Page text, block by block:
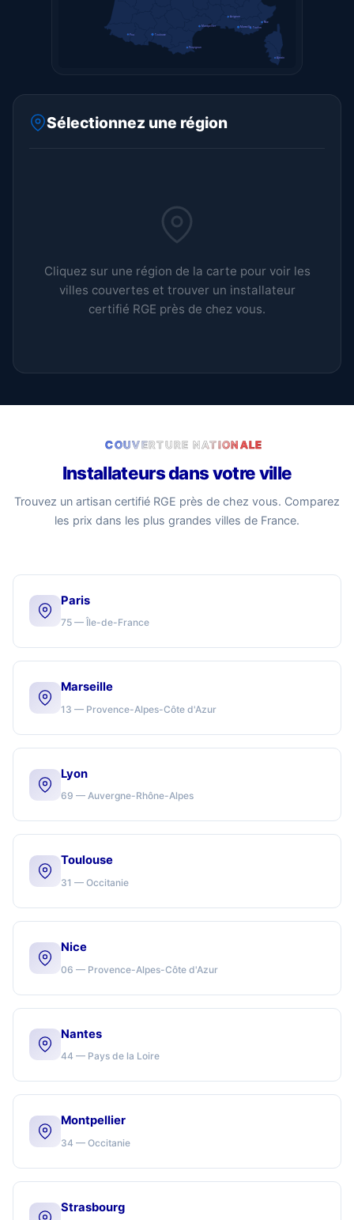
Marseille
Toulouse
Nice
Montpellier
Pau
Avignon
Perpignan
Toulon
Ajaccio
Sélectionnez une région
Cliquez sur une région de la carte pour voir les
villes couvertes et trouver un installateur
certifié RGE près de chez vous.
COUVERTURE NATIONALE
Installateurs dans votre ville
Trouvez un artisan certifié RGE près de chez vous. Comparez
les prix dans les plus grandes villes de France.
Paris
75 — Île-de-France
Marseille
13 — Provence-Alpes-Côte d'Azur
Lyon
69 — Auvergne-Rhône-Alpes
Toulouse
31 — Occitanie
Nice
06 — Provence-Alpes-Côte d'Azur
Nantes
44 — Pays de la Loire
Montpellier
34 — Occitanie
Strasbourg